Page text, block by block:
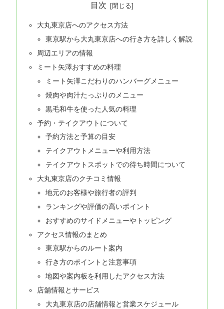
目次
大丸東京店へのアクセス方法
東京駅から大丸東京店への行き方を詳しく解説
周辺エリアの情報
ミート矢澤おすすめの料理
ミート矢澤こだわりのハンバーグメニュー
焼肉や肉汁たっぷりのメニュー
黒毛和牛を使った人気の料理
予約・テイクアウトについて
予約方法と予算の目安
テイクアウトメニューや利用方法
テイクアウトスポットでの待ち時間について
大丸東京店のクチコミ情報
地元のお客様や旅行者の評判
ランキングや評価の高いポイント
おすすめのサイドメニューやトッピング
アクセス情報のまとめ
東京駅からのルート案内
行き方のポイントと注意事項
地図や案内板を利用したアクセス方法
店舗情報とサービス
大丸東京店の店舗情報と営業スケジュール